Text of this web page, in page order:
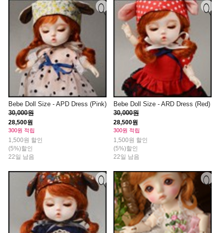
Bebe Doll Size - APD Dress (Pink)
30,000원
28,500원
300원 적립
1,500원 할인
(5%)할인
22일 남음
Bebe Doll Size - ARD Dress (Red)
30,000원
28,500원
300원 적립
1,500원 할인
(5%)할인
22일 남음